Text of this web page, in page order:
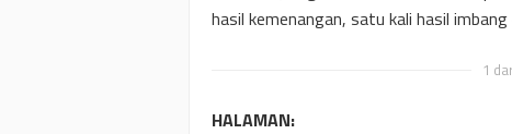
hasil kemenangan, satu kali hasil
1
HALAMAN: